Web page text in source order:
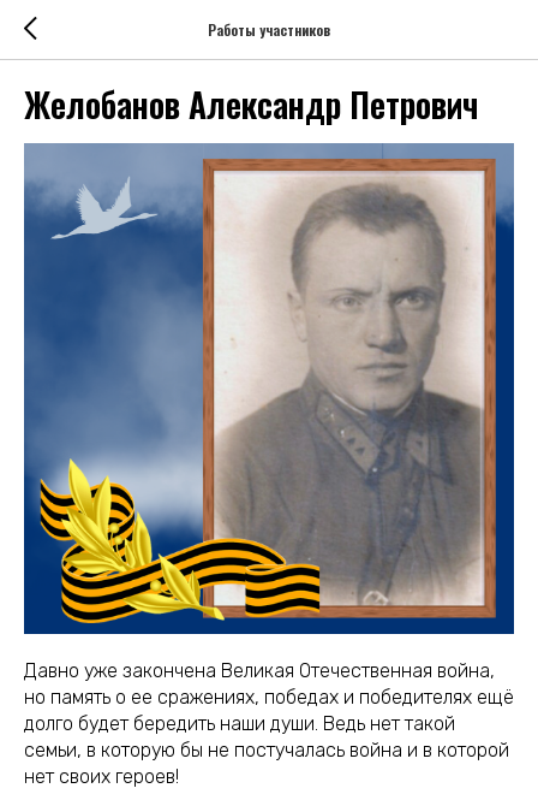
Работы участников
Желобанов Александр Петрович
Давно уже закончена Великая Отечественная война,
но память о ее сражениях, победах и победителях ещё
долго будет бередить наши души. Ведь нет такой
семьи, в которую бы не постучалась война и в которой
нет своих героев!